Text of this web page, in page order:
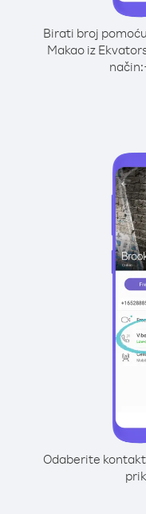
Birati broj
Makao iz
način:
Odaberite